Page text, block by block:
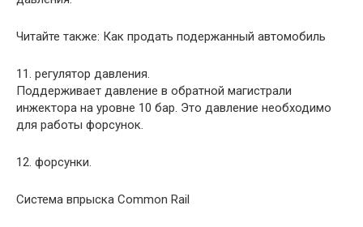
Читайте также: Как продать подержанный автомобиль
11. регулятор давления.
Поддерживает давление в обратной магистрали
инжектора на уровне 10 бар. Это давление необходимо
для работы форсунок.
12. форсунки.
Система впрыска Common Rail